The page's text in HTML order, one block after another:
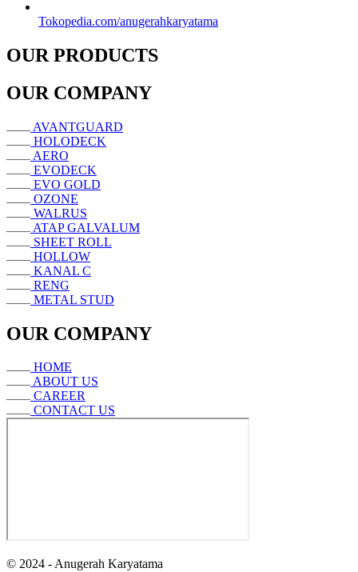
Tokopedia.com/anugerahkaryatama
OUR PRODUCTS
OUR COMPANY
AVANTGUARD
HOLODECK
AERO
EVODECK
EVO GOLD
OZONE
WALRUS
ATAP GALVALUM
SHEET ROLL
HOLLOW
KANAL C
RENG
METAL STUD
OUR COMPANY
HOME
ABOUT US
CAREER
CONTACT US
© 2024 - Anugerah Karyatama